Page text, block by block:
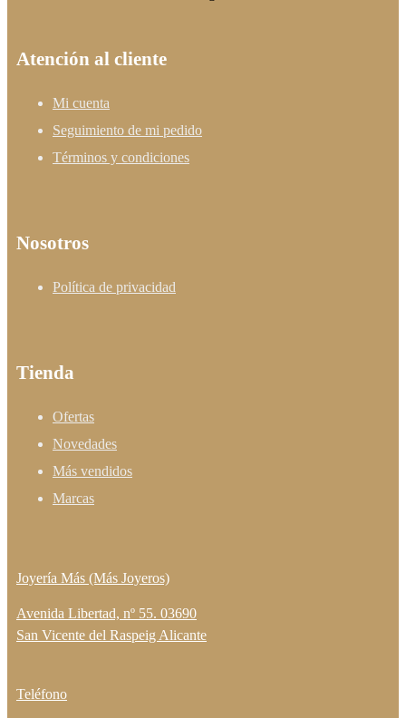
Atención al cliente
Mi cuenta
Seguimiento de mi pedido
Términos y condiciones
Nosotros
Política de privacidad
Tienda
Ofertas
Novedades
Más vendidos
Marcas
Joyería Más (Más Joyeros)
Avenida Libertad, nº 55. 03690
San Vicente del Raspeig Alicante
Teléfono